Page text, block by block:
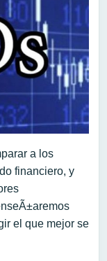
a los
financiero, y
el que mejor se